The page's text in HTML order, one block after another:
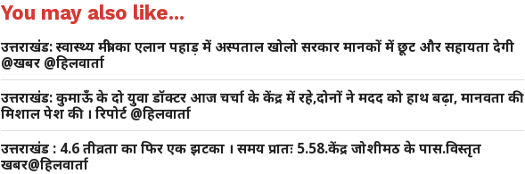
You may also like...
उत्तराखंड: स्वास्थ्य मंत्री का एलान पहाड़ में अस्पताल खोलो सरकार मानकों में छूट और सहायता देगी
@खबर @हिलवार्ता
उत्तराखंड: कुमाऊँ के दो युवा डॉक्टर आज चर्चा के केंद्र में रहे,दोनों ने मदद को हाथ बढ़ा, मानवता की
मिशाल पेश की । रिपोर्ट @हिलवार्ता
उत्तराखंड : 4.6 तीव्रता का फिर एक झटका । समय प्रातः 5.58.केंद्र जोशीमठ के पास.विस्तृत
खबर@हिलवार्ता